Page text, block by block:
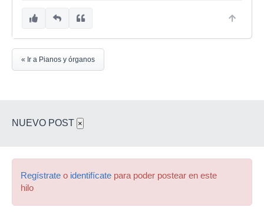
« Ir a Pianos y órganos
NUEVO POST ×
Regístrate o identifícate para poder postear en este
hilo